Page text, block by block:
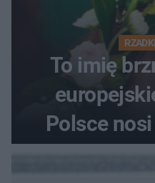
To imię
Polsce